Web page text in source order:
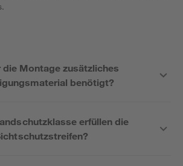
die Montage zusätzliches
benötigt?
erfüllen die